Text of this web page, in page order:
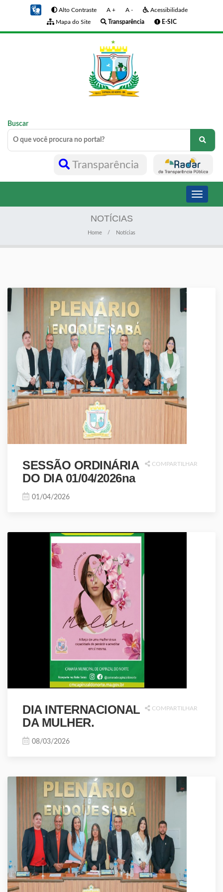
Alto Contraste A + A -
Acessibilidade
Mapa do Site
Transparência E-SIC
Buscar
Transparência
Toggle
NOTÍCIAS
Home Notícias
COMPARTILHAR
SESSÃO ORDINÁRIA
DO DIA 01/04/2026na
01/04/2026
COMPARTILHAR
DIA INTERNACIONAL
DA MULHER.
08/03/2026